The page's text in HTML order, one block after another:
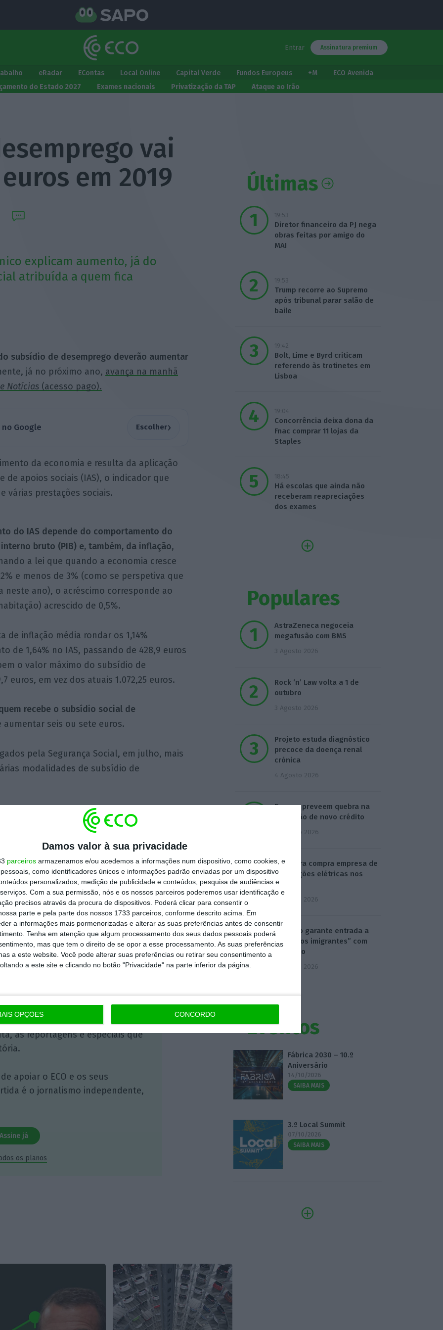
Damos valor à sua privacidade
parceiros armazenamos e/ou acedemos a informações num dispositivo, como cookies, e
como identificadores únicos e informações padrão enviadas por um dispositivo
personalizados, medição de publicidade e conteúdos, pesquisa de audiências e
Com a sua permissão, nós e os nossos parceiros poderemos usar identificação e
precisos através da procura de dispositivos. Poderá clicar para consentir o
parte e pela parte dos nossos 1733 parceiros, conforme descrito acima. Em
a informações mais pormenorizadas e alterar as suas preferências antes de consentir
Tenha em atenção que algum processamento dos seus dados pessoais poderá
mas que tem o direito de se opor a esse processamento. As suas preferências
a este website. Você pode alterar suas preferências ou retirar seu consentimento a
a este site e clicando no botão "Privacidade" na parte inferior da página.
OPÇÕES CONCORDO
Entrar Assinatura premium
eRadar EContas Local Online Capital Verde Fundos Europeus +M
ECO Avenida
do Estado 2027
Exames nacionais Privatização da TAP Ataque ao Irão
vai
em 2019
explicam aumento, já do
atribuída a quem fica
subsídio de desemprego deverão aumentar
já no próximo ano, avança na manhã
Notícias(acesso pago).
Google Escolher›
da economia e resulta da aplicação
apoios sociais (IAS), o indicador que
várias prestações sociais.
do IAS depende do comportamento do
bruto (PIB) e, também, da inflação,
a lei que quando a economia cresce
e menos de 3% (como se perspetiva que
neste ano), o acréscimo corresponde ao
acrescido de 0,5%.
inflação média rondar os 1,14%
de 1,64% no IAS, passando de 428,9 euros
o valor máximo do subsídio de
euros, em vez dos atuais 1.072,25 euros.
recebe o subsídio social de
seis ou sete euros.
pela Segurança Social, em julho, mais
modalidades de subsídio de
Copiar
Premium
e tenha acesso a notícias
às reportagens e especiais que
apoiar o ECO e os seus
é o jornalismo independente,
Assine já
os planos
Últimas
19:53
Diretor financeiro da PJ nega
obras feitas por amigo do
MAI
19:53
Trump recorre ao Supremo
após tribunal parar salão de
baile
19:42
Bolt, Lime e Byrd criticam
referendo às trotinetes em
Lisboa
19:04
Concorrência deixa dona da
Fnac comprar 11 lojas da
Staples
18:45
Há escolas que ainda não
receberam reapreciações
dos exames
Populares
AstraZeneca negoceia
megafusão com BMS
3 Agosto 2026
Rock ‘n’ Law volta a 1 de
outubro
3 Agosto 2026
Projeto estuda diagnóstico
precoce da doença renal
crónica
4 Agosto 2026
Bancos preveem quebra na
produção de novo crédito
4 Agosto 2026
Visabeira compra empresa de
instalações elétricas nos
EUA
5 Agosto 2026
Ministro garante entrada a
“todos os imigrantes” com
emprego
5 Agosto 2026
Eventos
Fábrica 2030 – 10.º
Aniversário
14/10/2026
SAIBA MAIS
3.º Local Summit
07/10/2026
SAIBA MAIS